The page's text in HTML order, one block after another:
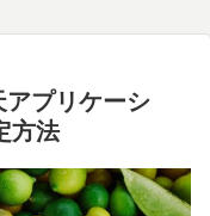
プリケーシ
方法